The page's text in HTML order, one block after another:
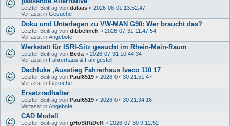
Letzter Beitrag von dalaas « 2026-08-01 13:52:47
Verfasst in Gesuche
Doku und Unterlagen zu VW-MAN G90: Wer braucht das?
Letzter Beitrag von dibbelinch « 2026-07-31 11:47:54
Verfasst in Angebote
Werkstatt für ISRI-Sitz gesucht im Rhein-Main-Raum
Letzter Beitrag von Beda « 2026-07-31 10:44:34
Verfasst in Fahrerhaus & Fahrgestell
Dachluke ,Ausstieg Fahrerhaus Iveco 110 17
Letzter Beitrag von Paul6519 « 2026-07-30 21:51:47
Verfasst in Gesuche
Ersatzradhalter
Letzter Beitrag von Paul6519 « 2026-07-30 21:34:16
Verfasst in Angebote
CAD Modell
Letzter Beitrag von gHoStRiDeR « 2026-07-30 9:12:52